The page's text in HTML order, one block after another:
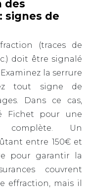
des
signes de
(traces de
doit être signalé
la serrure
tout signe de
Dans ce cas,
Fichet pour une
complète. Un
entre 150€ et
pour garantir la
couvrent
effraction, mais il